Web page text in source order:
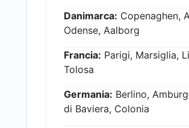
Danimarca: Copenaghen,
Odense, Aalborg
Francia: Parigi, Marsiglia,
Tolosa
Germania: Berlino,
di Baviera, Colonia